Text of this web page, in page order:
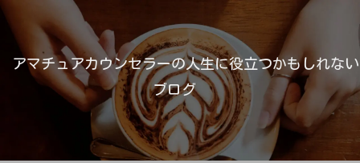
アマチュアカウンセラーの人生に役立つかもしれない
ブログ